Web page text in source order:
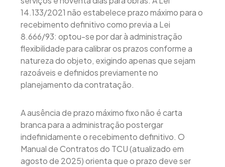
14.133/2021 não estabelece prazo máximo para o
recebimento definitivo como previa a Lei
8.666/93: optou-se por dar à administração
flexibilidade para calibrar os prazos conforme a
natureza do objeto, exigindo apenas que sejam
razoáveis e definidos previamente no
planejamento da contratação.
A ausência de prazo máximo fixo não é carta
branca para a administração postergar
indefinidamente o recebimento definitivo. O
Manual de Contratos do TCU (atualizado em
agosto de 2025) orienta que o prazo deve ser